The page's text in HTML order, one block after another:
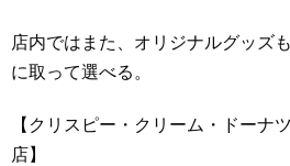
店内ではまた、オリジナルグッズ
に取って選べる。
【クリスピー・クリーム・ドーナ
店】